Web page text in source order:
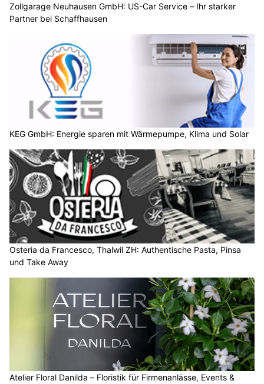
Zollgarage Neuhausen GmbH: US-Car Service – Ihr starker
Partner bei Schaffhausen
KEG GmbH: Energie sparen mit Wärmepumpe, Klima und Solar
Osteria da Francesco, Thalwil ZH: Authentische Pasta, Pinsa
und Take Away
Atelier Floral Danilda – Floristik für Firmenanlässe, Events &